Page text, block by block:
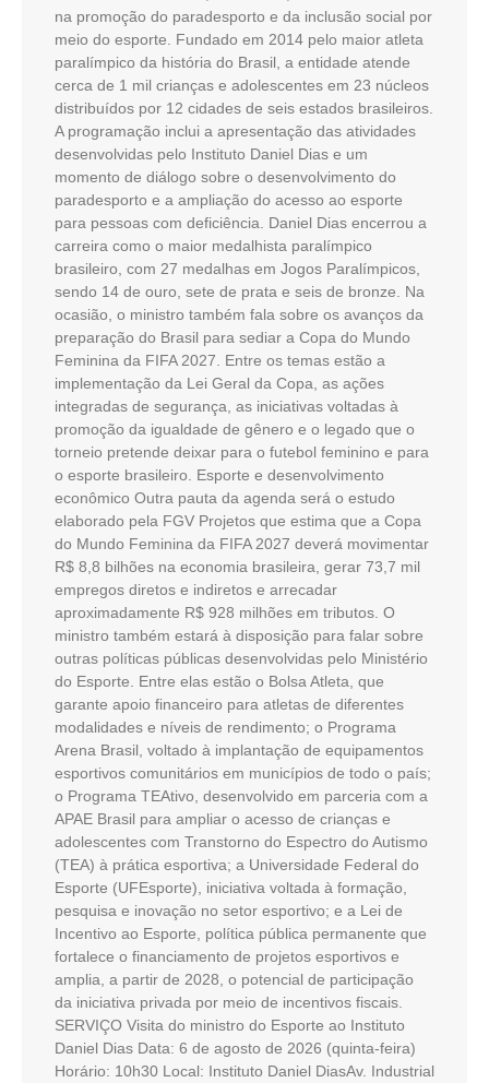
na promoção do paradesporto e da inclusão social por
meio do esporte. Fundado em 2014 pelo maior atleta
paralímpico da história do Brasil, a entidade atende
cerca de 1 mil crianças e adolescentes em 23 núcleos
distribuídos por 12 cidades de seis estados brasileiros.
A programação inclui a apresentação das atividades
desenvolvidas pelo Instituto Daniel Dias e um
momento de diálogo sobre o desenvolvimento do
paradesporto e a ampliação do acesso ao esporte
para pessoas com deficiência. Daniel Dias encerrou a
carreira como o maior medalhista paralímpico
brasileiro, com 27 medalhas em Jogos Paralímpicos,
sendo 14 de ouro, sete de prata e seis de bronze. Na
ocasião, o ministro também fala sobre os avanços da
preparação do Brasil para sediar a Copa do Mundo
Feminina da FIFA 2027. Entre os temas estão a
implementação da Lei Geral da Copa, as ações
integradas de segurança, as iniciativas voltadas à
promoção da igualdade de gênero e o legado que o
torneio pretende deixar para o futebol feminino e para
o esporte brasileiro. Esporte e desenvolvimento
econômico Outra pauta da agenda será o estudo
elaborado pela FGV Projetos que estima que a Copa
do Mundo Feminina da FIFA 2027 deverá movimentar
R$ 8,8 bilhões na economia brasileira, gerar 73,7 mil
empregos diretos e indiretos e arrecadar
aproximadamente R$ 928 milhões em tributos. O
ministro também estará à disposição para falar sobre
outras políticas públicas desenvolvidas pelo Ministério
do Esporte. Entre elas estão o Bolsa Atleta, que
garante apoio financeiro para atletas de diferentes
modalidades e níveis de rendimento; o Programa
Arena Brasil, voltado à implantação de equipamentos
esportivos comunitários em municípios de todo o país;
o Programa TEAtivo, desenvolvido em parceria com a
APAE Brasil para ampliar o acesso de crianças e
adolescentes com Transtorno do Espectro do Autismo
(TEA) à prática esportiva; a Universidade Federal do
Esporte (UFEsporte), iniciativa voltada à formação,
pesquisa e inovação no setor esportivo; e a Lei de
Incentivo ao Esporte, política pública permanente que
fortalece o financiamento de projetos esportivos e
amplia, a partir de 2028, o potencial de participação
da iniciativa privada por meio de incentivos fiscais.
SERVIÇO Visita do ministro do Esporte ao Instituto
Daniel Dias Data: 6 de agosto de 2026 (quinta-feira)
Horário: 10h30 Local: Instituto Daniel DiasAv. Industrial